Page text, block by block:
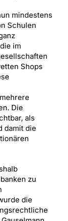
mindestens
Schulen
im
Shops
Die
als
damit die
zu
die